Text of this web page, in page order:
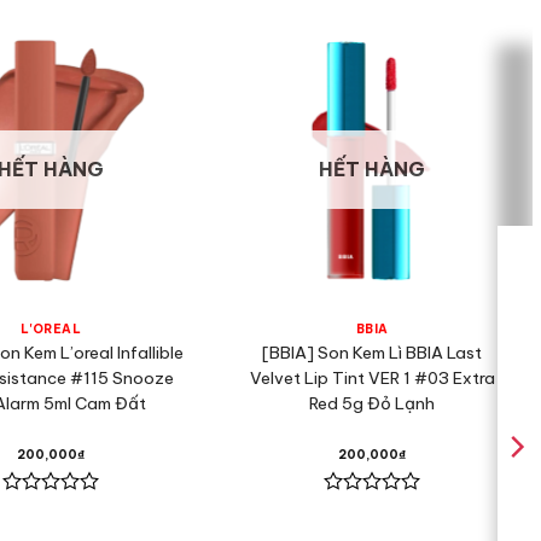
chứa các thành phần dưỡng môi để bảo vệ và nuôi
của son cũng được đánh giá cao. Son không chứa
HẾT HÀNG
L'OREAL
Kem L’oreal Infallible
#115 Snooze
5ml Cam Đất
200,000₫
HẾT HÀNG
BBIA
[BBIA] Son Kem Lì BBIA Last
Velvet Lip Tint VER 1 #03 Extra
Red 5g Đỏ Lạnh
200,000₫